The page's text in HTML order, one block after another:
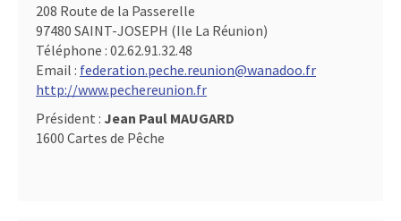
208 Route de la Passerelle
97480 SAINT-JOSEPH (Ile La Réunion)
Téléphone : 02.62.91.32.48
Email : federation.peche.reunion@wanadoo.fr
http://www.pechereunion.fr
Président : Jean Paul MAUGARD
1600 Cartes de Pêche